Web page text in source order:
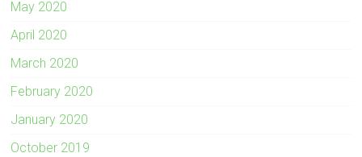
May 2020
April 2020
March 2020
February 2020
January 2020
October 2019